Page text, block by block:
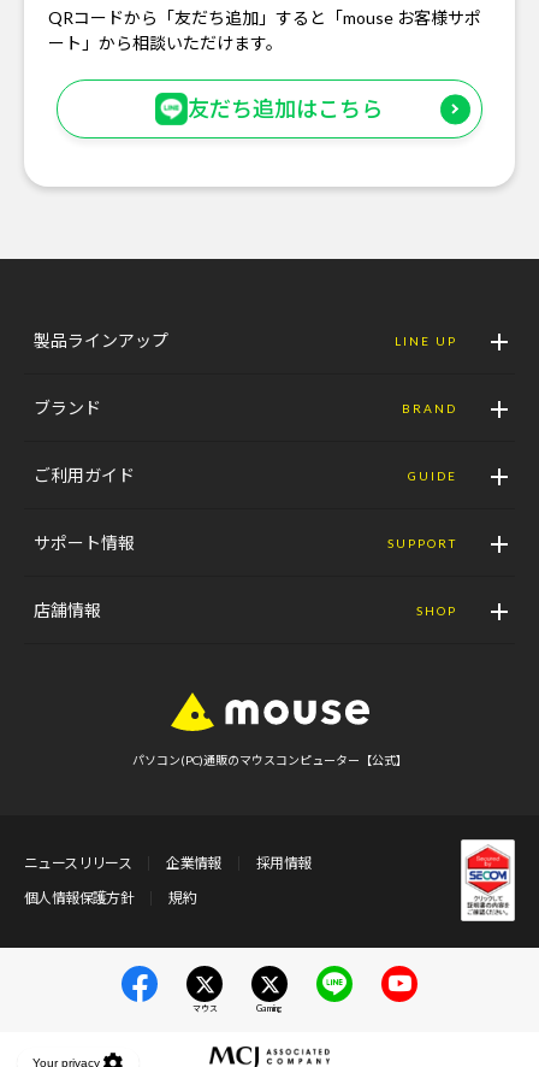
QRコードから「友だち追加」すると「mouse お客様サポ
ート」から相談いただけます。
友だち追加はこちら
製品ラインアップ LINE UP
ブランド BRAND
ご利用ガイド GUIDE
サポート情報 SUPPORT
店舗情報 SHOP
パソコン(PC)通販のマウスコンピューター【公式】
ニュースリリース 企業情報
採用情報
個人情報保護方針
規約
マウス Gaming